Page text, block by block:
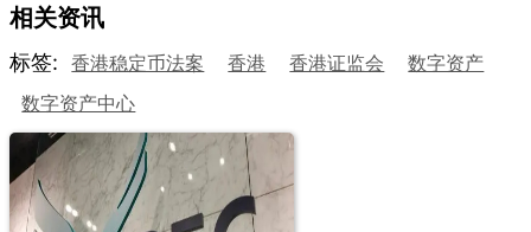
相关资讯
标签: 香港稳定币法案 香港 香港证监会
数字资产
数字资产中心